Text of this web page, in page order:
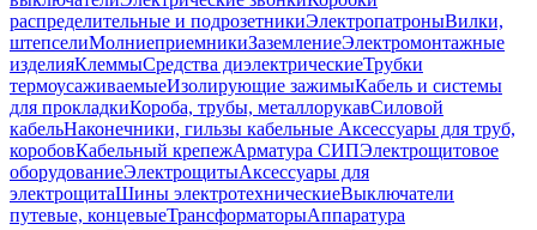
распределительные и подрозетникиЭлектропатроныВилки,
штепселиМолниеприемникиЗаземлениеЭлектромонтажные
изделияКлеммыСредства диэлектрическиеТрубки
термоусаживаемыеИзолирующие зажимыКабель и системы
для прокладкиКороба, трубы, металлорукавСиловой
кабельНаконечники, гильзы кабельные Аксессуары для труб,
коробовКабельный крепежАрматура СИПЭлектрощитовое
оборудованиеЭлектрощитыАксессуары для
электрощитаШины электротехническиеВыключатели
путевые, концевыеТрансформаторыАппаратура